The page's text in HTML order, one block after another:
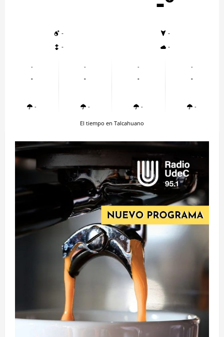
-
-
-
-
-
-
-
-
-
-
-
-
-
-
-
-
El tiempo en Talcahuano